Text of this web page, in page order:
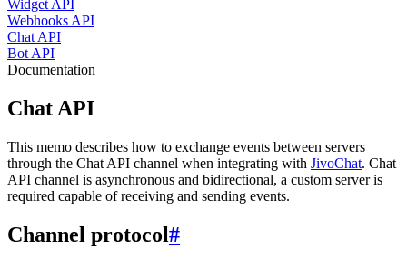
Widget API
Webhooks API
Chat API
Bot API
Documentation
Chat API
This memo describes how to exchange events between servers
through the Chat API channel when integrating with JivoChat. Chat
API channel is asynchronous and bidirectional, a custom server is
required capable of receiving and sending events.
Channel protocol#